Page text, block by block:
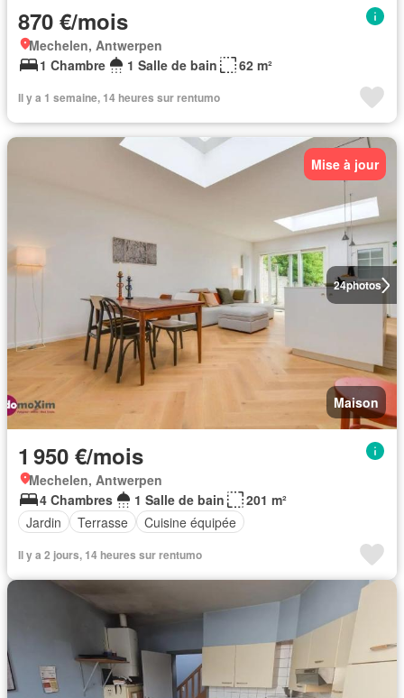
870 €/mois
Mechelen, Antwerpen
1 Chambre
1 Salle de bain 62 m²
Il y a 1 semaine, 14 heures sur rentumo
24photos
Mise à jour
Maison
1 950 €/mois
Mechelen, Antwerpen
4 Chambres
1 Salle de bain
201 m²
Jardin
Terrasse Cuisine équipée
Il y a 2 jours, 14 heures sur rentumo